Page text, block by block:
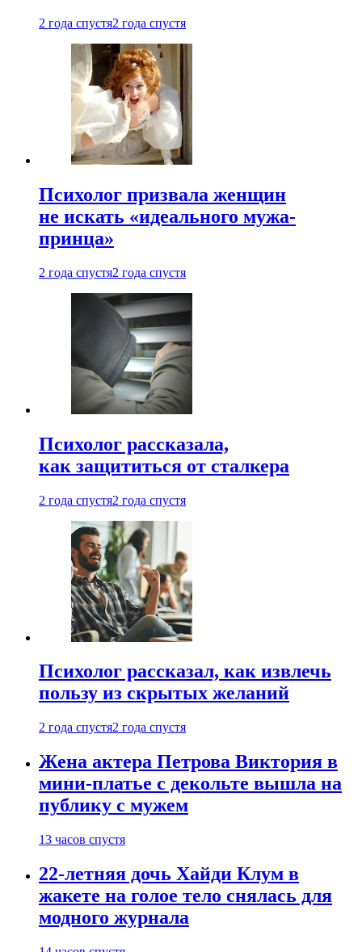
2 года спустя2 года спустя
Психолог призвала женщин
не искать «идеального мужа-
принца»
2 года спустя2 года спустя
Психолог рассказала,
как защититься от сталкера
2 года спустя2 года спустя
Психолог рассказал, как извлечь
пользу из скрытых желаний
2 года спустя2 года спустя
Жена актера Петрова Виктория в
мини-платье с декольте вышла на
публику с мужем
13 часов спустя
22-летняя дочь Хайди Клум в
жакете на голое тело снялась для
модного журнала